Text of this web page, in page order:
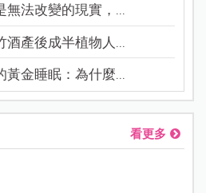
無法改變的現實，...
酒產後成半植物人...
黃金睡眠：為什麼...
看更多